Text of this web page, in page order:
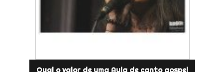
Qual o valor de uma Aula de canto gospel